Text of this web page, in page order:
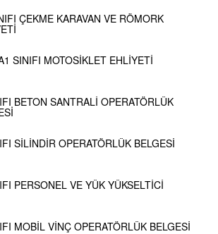
ÇEKME KARAVAN VE RÖMORK
SINIFI MOTOSİKLET EHLİYETİ
BETON SANTRALİ OPERATÖRLÜK
SİLİNDİR OPERATÖRLÜK BELGESİ
PERSONEL VE YÜK YÜKSELTİCİ
MOBİL VİNÇ OPERATÖRLÜK BELGESİ